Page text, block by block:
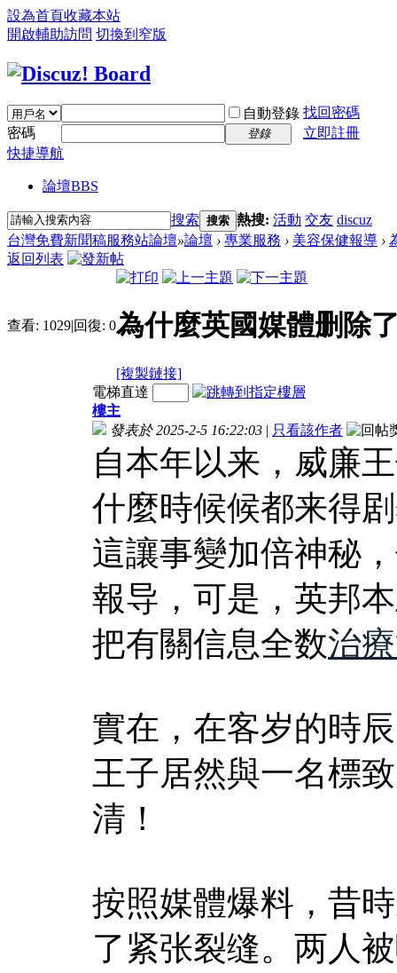
設為首頁收藏本站
開啟輔助訪問 切換到窄版
自動登錄 找回密碼
密碼
登錄
立即註冊
快捷導航
論壇BBS
搜索 搜索 熱搜: 活動 交友 discuz
台灣免費新聞稿服務站論壇»論壇 › 專業服務 › 美容保健報導 ›
返回列表
查看: 1029|回復: 0為什麼英國媒體删除
[複製鏈接]
電梯直達
樓主
發表於 2025-2-5 16:22:03 | 只看該作者
自本年以来，威廉
什麼時候候都来得
這讓事變加倍神秘
報导，可是，英邦
把有關信息全数治
實在，在客岁的時
王子居然與一名標
清！
按照媒體爆料，昔
了紧张裂缝。两人